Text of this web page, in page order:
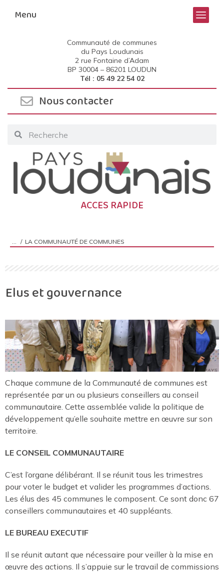
Menu
Communauté de communes
du Pays Loudunais
2 rue Fontaine d’Adam
BP 30004 – 86201 LOUDUN
Tél : 05 49 22 54 02
Nous contacter
ACCES RAPIDE
Vous êtes ici :
LA COMMUNAUTÉ DE COMMUNES
Elus et gouvernance
Chaque commune de la Communauté de communes est
représentée par un ou plusieurs conseillers au conseil
communautaire. Cette assemblée valide la politique de
développement qu’elle souhaite mettre en œuvre sur son
territoire.
LE CONSEIL COMMUNAUTAIRE
C’est l’organe délibérant. Il se réunit tous les trimestres
pour voter le budget et valider les programmes d’actions.
Les élus des 45 communes le composent. Ce sont donc 67
conseillers communautaires et 40 suppléants.
LE BUREAU EXECUTIF
Il se réunit autant que nécessaire pour veiller à la mise en
œuvre des actions. Il s’appuie sur le travail de commissions